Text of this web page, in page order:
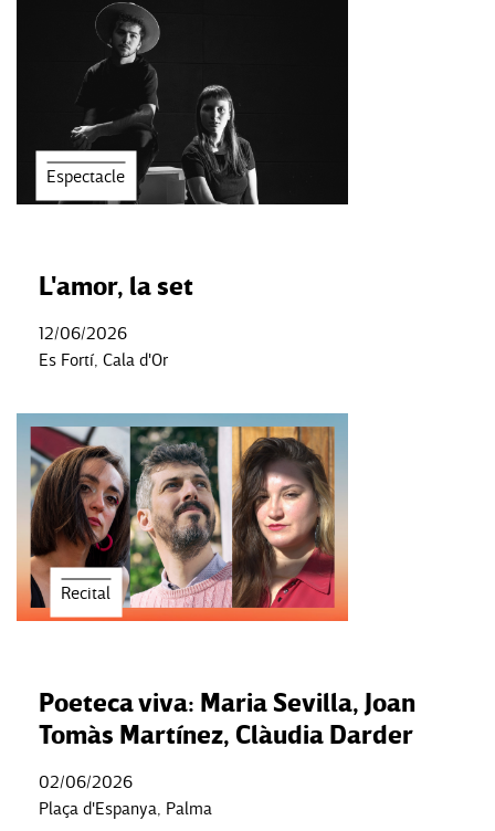
Espectacle
L'amor, la set
12/06/2026
Es Fortí, Cala d'Or
Recital
Poeteca viva: Maria Sevilla, Joan
Tomàs Martínez, Clàudia Darder
02/06/2026
Plaça d'Espanya, Palma